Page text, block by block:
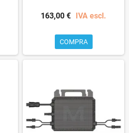
163,00 € IVA escl.
COMPRA